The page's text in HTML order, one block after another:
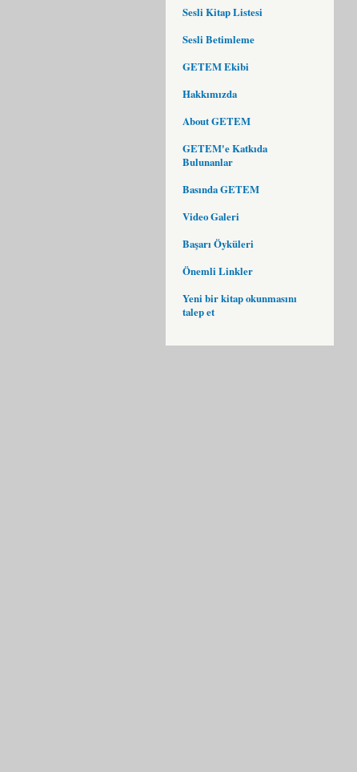
Sesli Kitap Listesi
Sesli Betimleme
GETEM Ekibi
Hakkımızda
About GETEM
GETEM'e Katkıda
Bulunanlar
Basında GETEM
Video Galeri
Başarı Öyküleri
Önemli Linkler
Yeni bir kitap okunmasını
talep et